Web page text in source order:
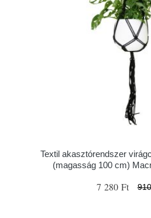
Textil akasztórendszer
(magasság 100 cm)
7 280 Ft